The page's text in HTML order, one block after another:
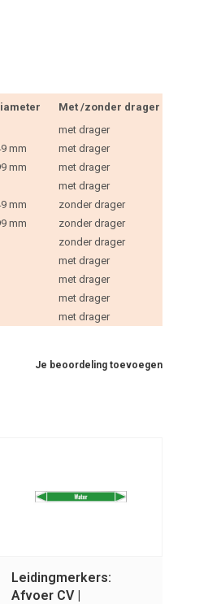
Met /zonder drager
met drager
mm
met drager
mm
met drager
met drager
mm
zonder drager
mm
zonder drager
zonder drager
met drager
met drager
met drager
met drager
Je beoordeling toevoegen
Leidingmerkers:
Afvoer CV |